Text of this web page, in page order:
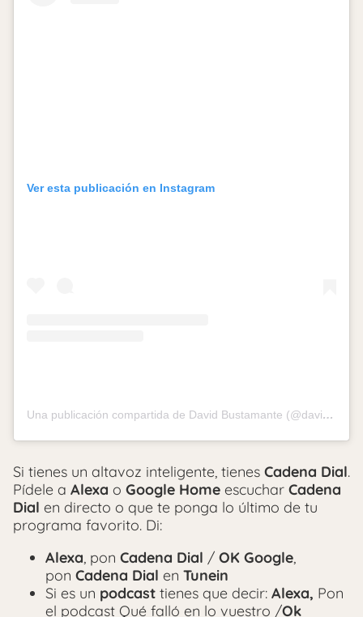
Ver esta publicación en Instagram
Una publicación compartida de David Bustamante (@davibusta)
Si tienes un altavoz inteligente, tienes Cadena Dial.
Pídele a Alexa o Google Home escuchar Cadena
Dial en directo o que te ponga lo último de tu
programa favorito. Di:
Alexa, pon Cadena Dial / OK Google,
pon Cadena Dial en Tunein
Si es un podcast tienes que decir: Alexa, Pon
el podcast Qué falló en lo vuestro /Ok